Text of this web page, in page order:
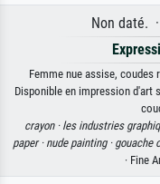
Non daté.
Femme nue assise, coudes
Disponible en impression d'art
crayon · les industries
paper · nude painting · gouache
· Fine